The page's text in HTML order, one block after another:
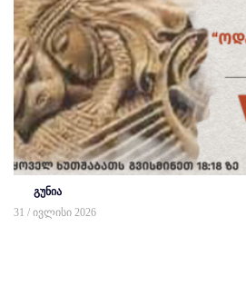
გუნია
31 / ივლისი 2026